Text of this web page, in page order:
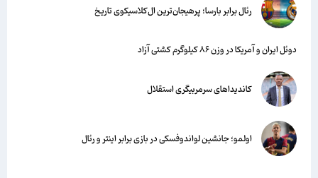
رئال برابر بارسا؛ پرهیجان‌‌ترین ال‌کلاسیکوی تاریخ
دوئل ایران و آمریکا در وزن ۸۶ کیلوگرم کشتی آزاد
کاندیداهای سرمربیگری استقلال
اولمو؛ جانشین لواندوفسکی در بازی برابر اینتر و رئال